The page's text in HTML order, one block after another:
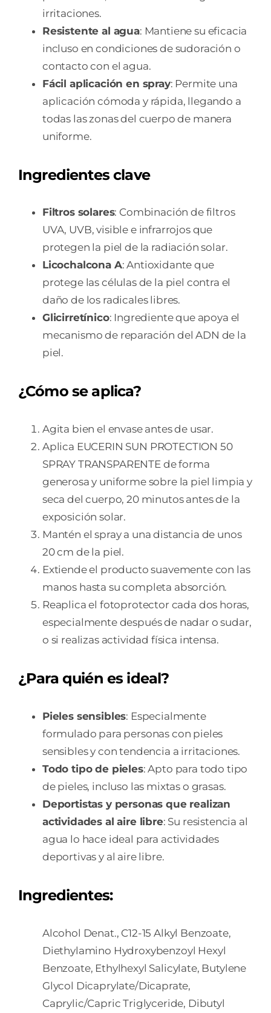
irritaciones.
Resistente al agua: Mantiene su eficacia
incluso en condiciones de sudoración o
contacto con el agua.
Fácil aplicación en spray: Permite una
aplicación cómoda y rápida, llegando a
todas las zonas del cuerpo de manera
uniforme.
Ingredientes clave
Filtros solares: Combinación de filtros
UVA, UVB, visible e infrarrojos que
protegen la piel de la radiación solar.
Licochalcona A: Antioxidante que
protege las células de la piel contra el
daño de los radicales libres.
Glicirretínico: Ingrediente que apoya el
mecanismo de reparación del ADN de la
piel.
¿Cómo se aplica?
Agita bien el envase antes de usar.
Aplica EUCERIN SUN PROTECTION 50
SPRAY TRANSPARENTE de forma
generosa y uniforme sobre la piel limpia y
seca del cuerpo, 20 minutos antes de la
exposición solar.
Mantén el spray a una distancia de unos
20 cm de la piel.
Extiende el producto suavemente con las
manos hasta su completa absorción.
Reaplica el fotoprotector cada dos horas,
especialmente después de nadar o sudar,
o si realizas actividad física intensa.
¿Para quién es ideal?
Pieles sensibles: Especialmente
formulado para personas con pieles
sensibles y con tendencia a irritaciones.
Todo tipo de pieles: Apto para todo tipo
de pieles, incluso las mixtas o grasas.
Deportistas y personas que realizan
actividades al aire libre: Su resistencia al
agua lo hace ideal para actividades
deportivas y al aire libre.
Ingredientes:
Alcohol Denat., C12-15 Alkyl Benzoate,
Diethylamino Hydroxybenzoyl Hexyl
Benzoate, Ethylhexyl Salicylate, Butylene
Glycol Dicaprylate/Dicaprate,
Caprylic/Capric Triglyceride, Dibutyl